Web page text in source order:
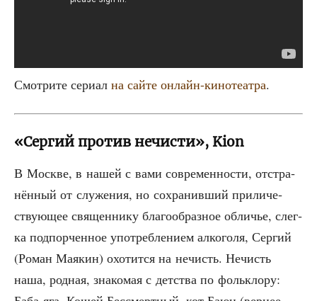
Смот­ри­те сери­ал на сай­те онлайн-кино­те­ат­ра.
«Сергий против нечисти», Kion
В Москве, в нашей с вами совре­мен­но­сти, отстра­
нён­ный от слу­же­ния, но сохра­нив­ший при­ли­че­
ству­ю­щее свя­щен­ни­ку бла­го­об­раз­ное обли­чье, слег­
ка под­пор­чен­ное упо­треб­ле­ни­ем алко­го­ля, Сер­гий
(Роман Мая­кин) охо­тит­ся на нечисть. Нечисть
наша, род­ная, зна­ко­мая с дет­ства по фольк­ло­ру: